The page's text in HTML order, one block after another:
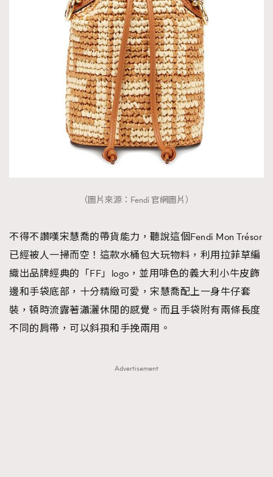
（圖片來源：Fendi 官網圖片）
不得不讚嘆宋慧喬的帶貨能力，聽說這個Fendi Mon Trésor
已經被人一掃而空！這款水桶包大玩物料，利用拉菲草編
織出品牌經典的「FF」logo，並用啡色的義大利小牛皮飾
邊和手袋底部，十分精緻可愛，宋慧喬配上一身牛仔套
裝，頓時流露著瀟灑休閒的感覺。而且手袋附有兩條長度
不同的肩帶，可以斜孭和手挽兩用。
Advertisement